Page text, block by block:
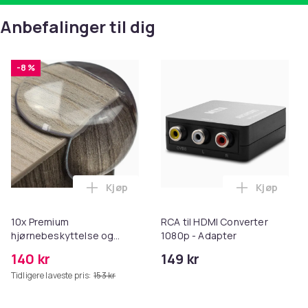
Anbefalinger til dig
-8 %
10x Premium
hjørnebeskyttelse og
140 kr
Tidligere laveste pris: 153 kr
Legg 10x Premium hjørnebeskyttelse
Kjøp
RCA til HDMI Converter
1080p - Adapter
149 kr
Legg
Kjøp